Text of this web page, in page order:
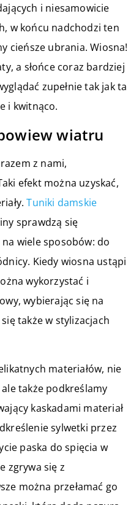
i niesamowicie
w końcu nadchodzi ten
cieńsze ubrania. Wiosna!
a słońce coraz bardziej
zupełnie tak jak ta
i kwitnąco.
wiatru
z nami,
efekt można uzyskać,
Tuniki damskie
sprawdzą się
wiele sposobów: do
Kiedy wiosna ustąpi
wykorzystać i
wybierając się na
także w stylizacjach
materiałów, nie
także podkreślamy
kaskadami materiał
sylwetki przez
paska do spięcia w
zgrywa się z
można przełamać go